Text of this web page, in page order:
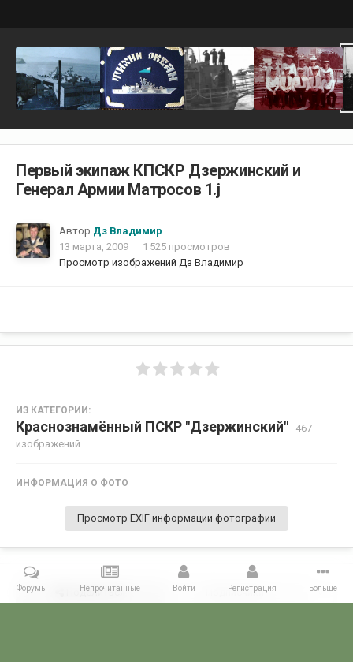
Первый экипаж КПСКР Дзержинский и
Генерал Армии Матросов 1.j
Автор Дз Владимир
13 марта, 2009
1 525 просмотров
Просмотр изображений Дз Владимир
ИЗ КАТЕГОРИИ:
Краснознамённый ПСКР "Дзержинский" · 467
изображений
ИНФОРМАЦИЯ О ФОТО
Просмотр EXIF информации фотографии
Поделиться Подписчики 0
Форумы Непрочитанные Войти Регистрация Больше